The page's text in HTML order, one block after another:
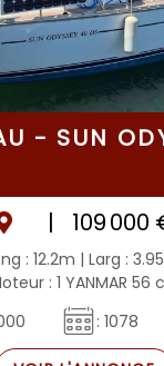
- SUN
|
109 000
: 12.2m | Larg :
: 1 YANMAR 56
: 1078